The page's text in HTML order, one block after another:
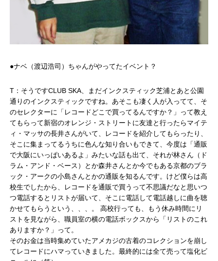
●ナベ（渡辺浩司）ちゃんがやってたイベント？
T：そうですCLUB SKA、まだインクスティック芝浦とあと公園
通りのインクスティックですね。あそこも凄く人が入ってて、そ
のセレクターに「レコードどこで買ってるんですか？」って教え
てもらって新宿のオレンジ・ストリートに友達と行ったらマイテ
ィ・マッサの長井さんがいて、レコードを紹介してもらったり、
そこに集まってるうちに色んな知り合いもできて、今度は「通販
で大阪にいっぱいあるよ」みたいな話も出て、それが林さん（ド
ラム・アンド・ベース）とか森井さんとか今でもある京都のブラ
ック・アークの小島さんとかの通販を知るんです。けど僕らは高
校生でしたから、レコードを通販で買うって不思議だなと思いつ
つ電話するとリストが届いて、そこに電話して電話越しに曲を聴
かせてもらうという、、、。 高校行っても、もう休み時間にリ
ストを見ながら、職員室の横の電話ボックスから「リストのこれ
ありますか？」って。
そのお金は当時集めていたアメカジの古着のコレクションを崩し
てレコードにハマっていきました。最終的には全て売って塩化ビ